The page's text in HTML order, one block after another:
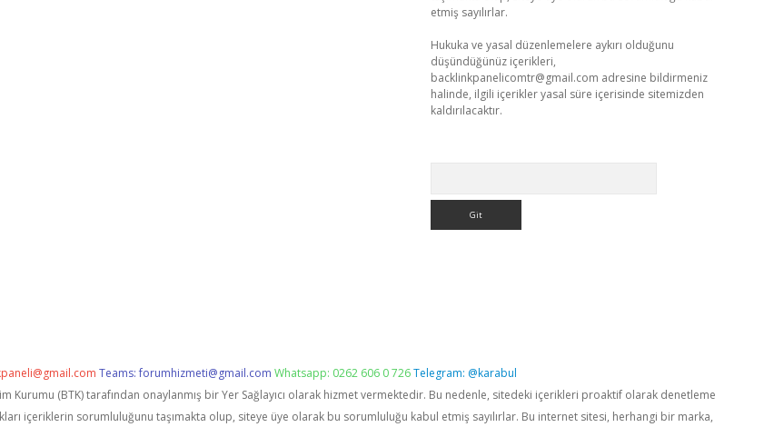
etmiş sayılırlar.
Hukuka ve yasal düzenlemelere aykırı olduğunu
düşündüğünüz içerikleri,
backlinkpanelicomtr@gmail.com adresine bildirmeniz
halinde, ilgili içerikler yasal süre içerisinde sitemizden
kaldırılacaktır.
Teams:forumhizmeti@gmail.com Whatsapp: 0262 606 0 726Telegram: @karabul
Kurumu (BTK) tarafından onaylanmış bir Yer Sağlayıcı olarak hizmet vermektedir. Bu nedenle, sitedeki içerikleri proaktif olarak denetleme
içeriklerin sorumluluğunu taşımakta olup, siteye üye olarak bu sorumluluğu kabul etmiş sayılırlar. Bu internet sitesi, herhangi bir marka,